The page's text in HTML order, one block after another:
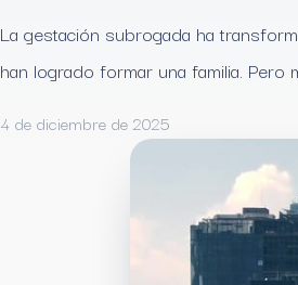
La gestación subrogada ha
han logrado formar una familia.
4 de diciembre de 2025